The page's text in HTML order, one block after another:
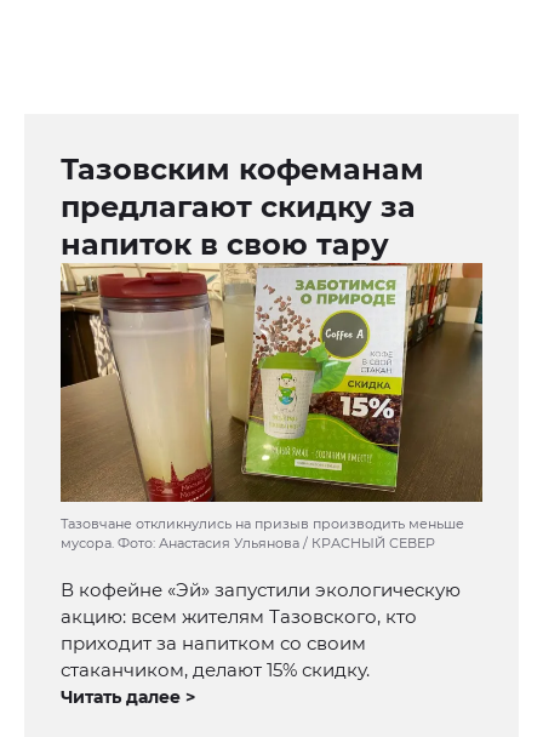
Тазовским кофеманам
предлагают скидку за
напиток в свою тару
Тазовчане откликнулись на призыв производить меньше
мусора. Фото: Анастасия Ульянова / КРАСНЫЙ СЕВЕР
В кофейне «Эй» запустили экологическую
акцию: всем жителям Тазовского, кто
приходит за напитком со своим
стаканчиком, делают 15% скидку.
Читать далее >